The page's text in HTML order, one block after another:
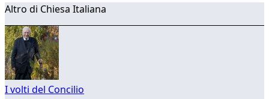
Altro di Chiesa Italiana
I volti del Concilio